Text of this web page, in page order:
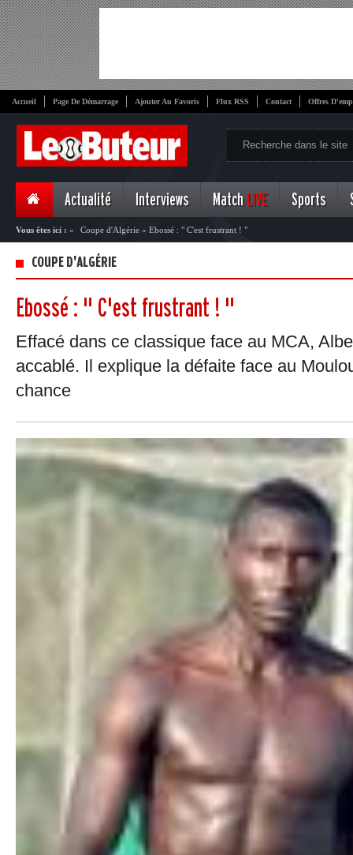
Accueil Page De Démarrage Ajouter Au Favoris Flux RSS Contact Offres
Actualité Interviews Match LIVE Sports
Vous êtes ici : » Coupe d'Algérie » Ebossé : " C'est frustrant ! "
COUPE D'ALGÉRIE
Ebossé : " C'est frustrant ! "
Effacé dans ce classique face au MCA,
accablé. Il explique la défaite face au
chance